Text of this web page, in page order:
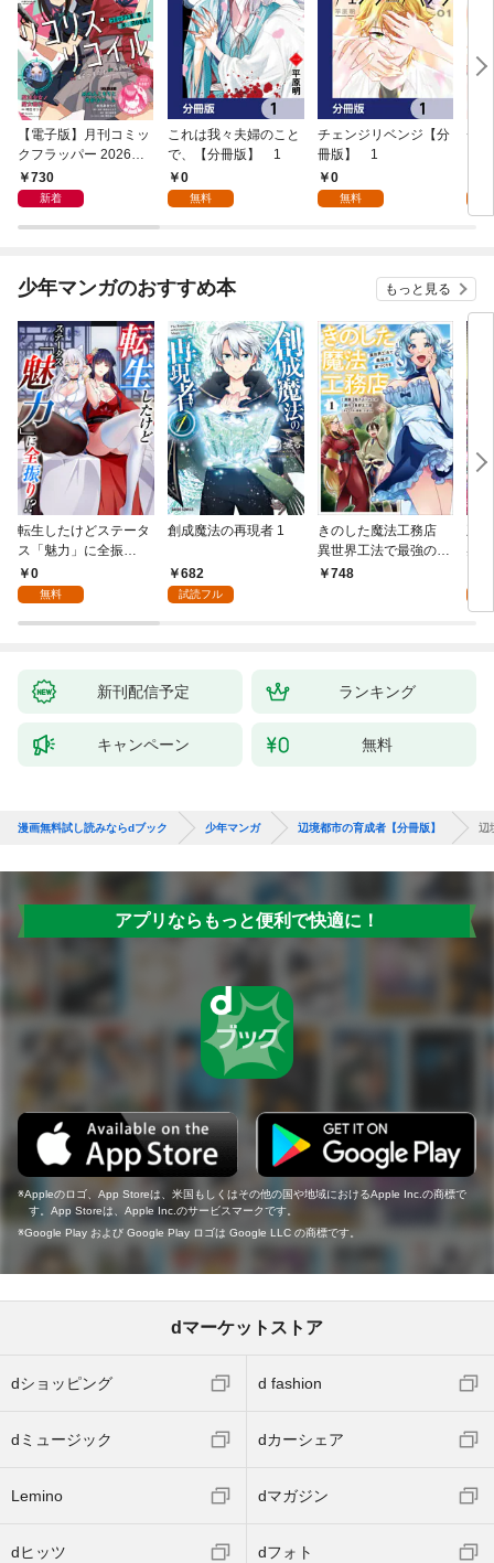
【電子版】月刊コミッ
クフラッパー 2026年9
月号730
新着
これは我々夫婦のこと
で、【分冊版】 1
0
無料
チェンジリベンジ【分
冊版】 1
0
無料
チ
少年マンガのおすすめ本 もっと見る
転生したけどステータ
ス「魅力」に全振
り！？(1)
0
無料
創成魔法の再現者 1
682
試読フル
きのした魔法工務店
異世界工法で最強の家
づくりを（コミック）
748
兆
る
新刊配信予定 ランキング
キャンペーン 無料
漫画無料試し読みならdブック 少年マンガ 辺境都市の育成者【分冊版】 辺
アプリならもっと便利で快適に！
Appleのロゴ、App Storeは、米国もしくはその他の国や地域におけるApple Inc.の商標で
す。App Storeは、Apple Inc.のサービスマークです。
Google Play および Google Play ロゴは Google LLC の商標です。
dマーケットストア
dショッピング d fashion
dミュージック dカーシェア
Lemino dマガジン
dヒッツ dフォト